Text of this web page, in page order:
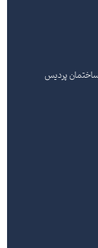
پردیس